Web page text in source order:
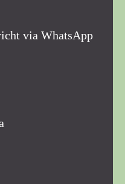
via WhatsApp